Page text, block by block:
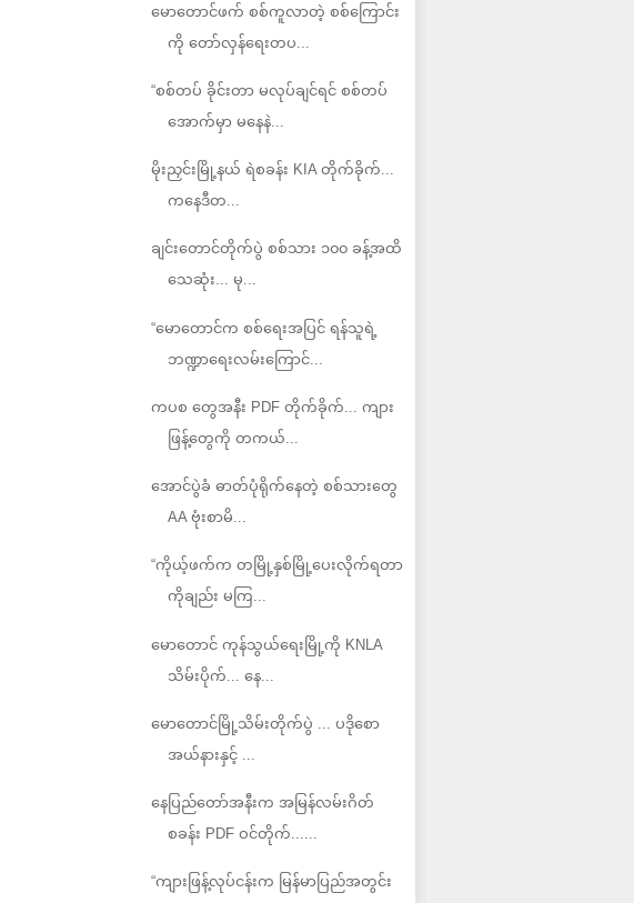
မောတောင်ဖက် စစ်ကူလာတဲ့ စစ်ကြောင်း
ကို တော်လှန်ရေးတပ...
“စစ်တပ် ခိုင်းတာ မလုပ်ချင်ရင် စစ်တပ်
အောက်မှာ မနေနဲ...
မိုးညှင်းမြို့နယ် ရဲစခန်း KIA တိုက်ခိုက်...
ကနေဒီတ...
ချင်းတောင်တိုက်ပွဲ စစ်သား ၁၀၀ ခန့်အထိ
သေဆုံး... မု...
“မောတောင်က စစ်ရေးအပြင် ရန်သူရဲ့
ဘဏ္ဍာရေးလမ်းကြောင်...
ကပစ တွေအနီး PDF တိုက်ခိုက်... ကျား
ဖြန့်တွေကို တကယ်...
အောင်ပွဲခံ ဓာတ်ပုံရိုက်နေတဲ့ စစ်သားတွေ
AA ဗုံးစာမိ...
“ကိုယ့်ဖက်က တမြို့နှစ်မြို့ပေးလိုက်ရတာ
ကိုချည်း မကြ...
မောတောင် ကုန်သွယ်ရေးမြို့ကို KNLA
သိမ်းပိုက်... နေ...
မောတောင်မြို့သိမ်းတိုက်ပွဲ ... ပဒိုစော
အယ်နားနှင့် ...
နေပြည်တော်အနီးက အမြန်လမ်းဂိတ်
စခန်း PDF ဝင်တိုက်......
“ကျားဖြန့်လုပ်ငန်းက မြန်မာပြည်အတွင်း